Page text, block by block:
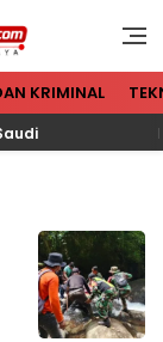
KRIMINAL